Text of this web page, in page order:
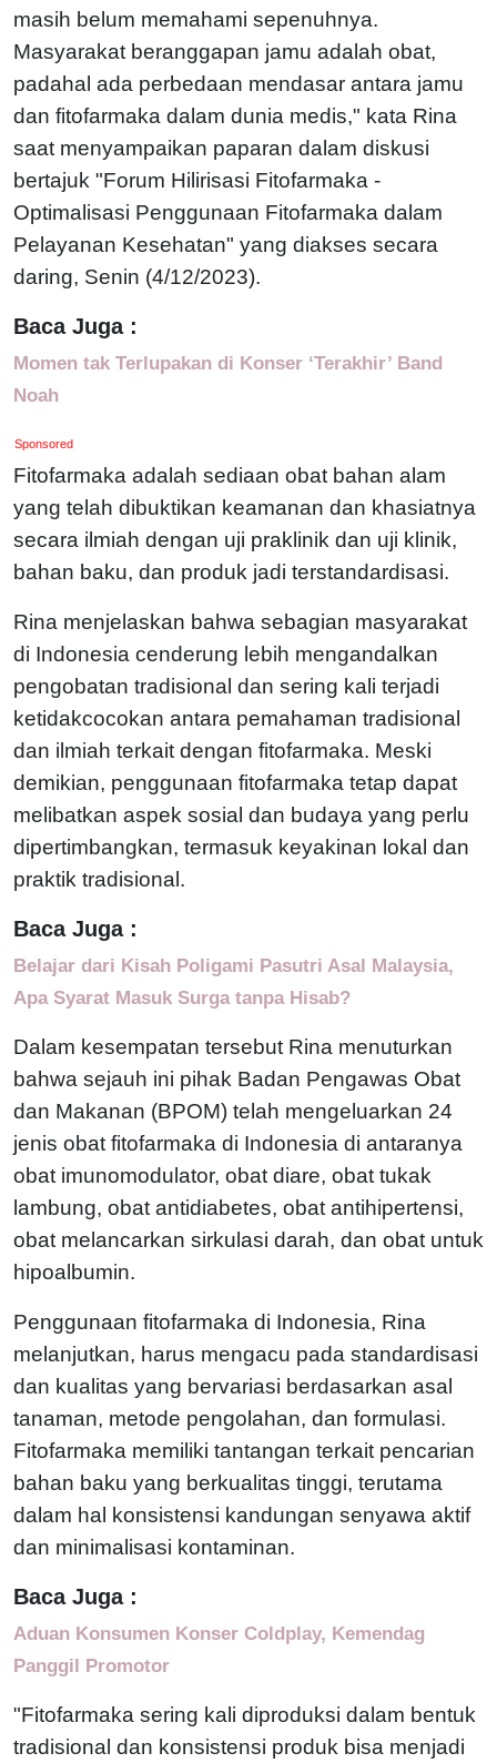
masih belum memahami sepenuhnya.
Masyarakat beranggapan jamu adalah obat,
padahal ada perbedaan mendasar antara jamu
dan fitofarmaka dalam dunia medis," kata Rina
saat menyampaikan paparan dalam diskusi
bertajuk "Forum Hilirisasi Fitofarmaka -
Optimalisasi Penggunaan Fitofarmaka dalam
Pelayanan Kesehatan" yang diakses secara
daring, Senin (4/12/2023).
Baca Juga :
Momen tak Terlupakan di Konser ‘Terakhir’ Band
Noah
Sponsored
Fitofarmaka adalah sediaan obat bahan alam
yang telah dibuktikan keamanan dan khasiatnya
secara ilmiah dengan uji praklinik dan uji klinik,
bahan baku, dan produk jadi terstandardisasi.
Rina menjelaskan bahwa sebagian masyarakat
di Indonesia cenderung lebih mengandalkan
pengobatan tradisional dan sering kali terjadi
ketidakcocokan antara pemahaman tradisional
dan ilmiah terkait dengan fitofarmaka. Meski
demikian, penggunaan fitofarmaka tetap dapat
melibatkan aspek sosial dan budaya yang perlu
dipertimbangkan, termasuk keyakinan lokal dan
praktik tradisional.
Baca Juga :
Belajar dari Kisah Poligami Pasutri Asal Malaysia,
Apa Syarat Masuk Surga tanpa Hisab?
Dalam kesempatan tersebut Rina menuturkan
bahwa sejauh ini pihak Badan Pengawas Obat
dan Makanan (BPOM) telah mengeluarkan 24
jenis obat fitofarmaka di Indonesia di antaranya
obat imunomodulator, obat diare, obat tukak
lambung, obat antidiabetes, obat antihipertensi,
obat melancarkan sirkulasi darah, dan obat untuk
hipoalbumin.
Penggunaan fitofarmaka di Indonesia, Rina
melanjutkan, harus mengacu pada standardisasi
dan kualitas yang bervariasi berdasarkan asal
tanaman, metode pengolahan, dan formulasi.
Fitofarmaka memiliki tantangan terkait pencarian
bahan baku yang berkualitas tinggi, terutama
dalam hal konsistensi kandungan senyawa aktif
dan minimalisasi kontaminan.
Baca Juga :
Aduan Konsumen Konser Coldplay, Kemendag
Panggil Promotor
"Fitofarmaka sering kali diproduksi dalam bentuk
tradisional dan konsistensi produk bisa menjadi